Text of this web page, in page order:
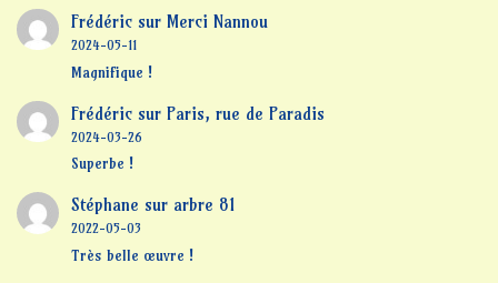
Frédéricsur Merci Nannou
2024-05-11
Magnifique !
Frédéricsur Paris, rue de Paradis
2024-03-26
Superbe !
Stéphane sur arbre 81
2022-05-03
Très belle œuvre !